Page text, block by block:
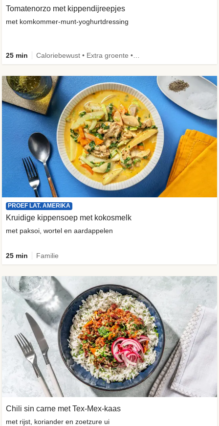
Tomatenorzo met kippendijreepjes
met komkommer-munt-yoghurtdressing
25 min
PROEF LAT. AMERIKA
Kruidige kippensoep met kokosmelk
met paksoi, wortel en aardappelen
25 min Familie
Chili sin carne met Tex-Mex-kaas
met rijst, koriander en zoetzure ui